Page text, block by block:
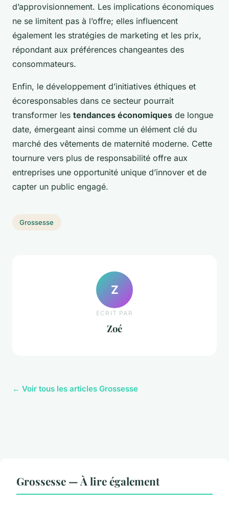
d’approvisionnement. Les implications économiques
ne se limitent pas à l’offre; elles influencent
également les stratégies de marketing et les prix,
répondant aux préférences changeantes des
consommateurs.
Enfin, le développement d’initiatives éthiques et
écoresponsables dans ce secteur pourrait
transformer les tendances économiques de longue
date, émergeant ainsi comme un élément clé du
marché des vêtements de maternité moderne. Cette
tournure vers plus de responsabilité offre aux
entreprises une opportunité unique d’innover et de
capter un public engagé.
Grossesse
Z
ECRIT PAR
Zoé
← Voir tous les articles Grossesse
Grossesse — À lire également